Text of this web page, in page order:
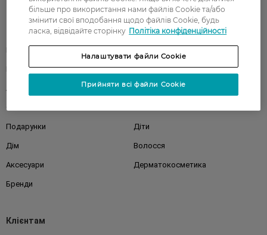
Каталог
Парфуми Здоров'я
Акції Макіяж
Обличчя
Подарунки Діти
Дім Волосся
Аксесуари Дерматокосметика
Бренди
Клієнтам
більше про використання нами файлів Cookie та/або
змінити свої вподобання щодо файлів Cookie, будь
ласка, відвідайте сторінку Політіка конфіденційності
Налаштувати файли Cookie
Прийняти всі файли Cookie